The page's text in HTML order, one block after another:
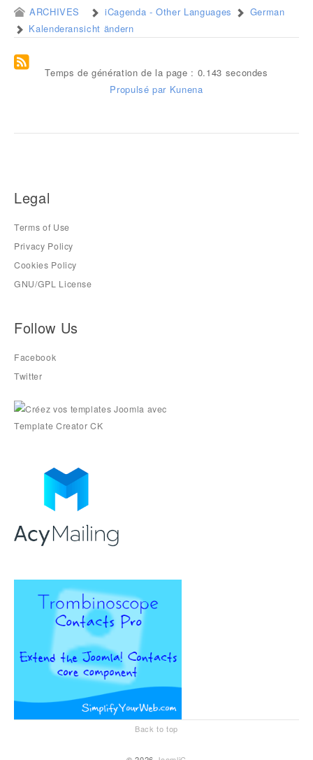
ARCHIVES iCagenda - Other Languages
German
Kalenderansicht ändern
Temps de génération de la page : 0.143 secondes
Propulsé par Kunena
Legal
Terms of Use
Privacy Policy
Cookies Policy
GNU/GPL License
Follow Us
Facebook
Twitter
Back to top